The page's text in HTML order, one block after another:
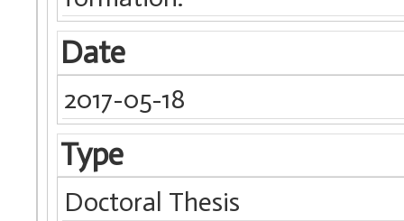
Date
2017-05-18
Type
Doctoral Thesis